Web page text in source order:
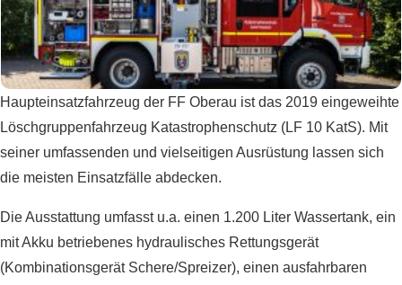
Haupteinsatzfahrzeug der FF Oberau ist das 2019 eingeweihte
Löschgruppenfahrzeug Katastrophenschutz (LF 10 KatS). Mit
seiner umfassenden und vielseitigen Ausrüstung lassen sich
die meisten Einsatzfälle abdecken.
Die Ausstattung umfasst u.a. einen 1.200 Liter Wassertank, ein
mit Akku betriebenes hydraulisches Rettungsgerät
(Kombinationsgerät Schere/Spreizer), einen ausfahrbaren